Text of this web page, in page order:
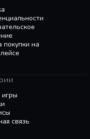
покупки на
связь